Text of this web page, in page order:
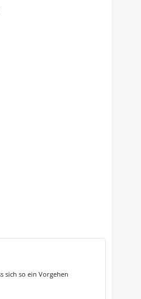
sich so ein Vorgehen